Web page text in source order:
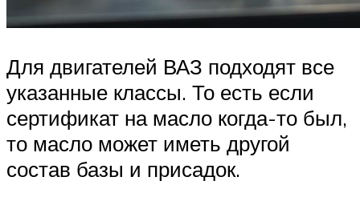
Для двигателей ВАЗ подходят все
указанные классы. То есть если
сертификат на масло когда-то был,
то масло может иметь другой
состав базы и присадок.